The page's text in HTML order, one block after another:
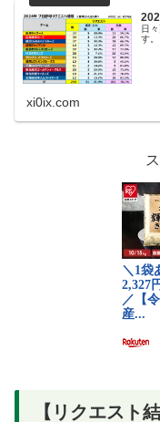
日
す。
xi0ix.com
【リクエスト